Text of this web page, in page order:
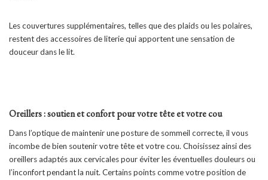
Les couvertures supplémentaires, telles que des plaids ou les polaires,
restent des accessoires de literie qui apportent une sensation de
douceur dans le lit.
Oreillers : soutien et confort pour votre tête et votre cou
Dans l’optique de maintenir une posture de sommeil correcte, il vous
incombe de bien soutenir votre tête et votre cou. Choisissez ainsi des
oreillers adaptés aux cervicales pour éviter les éventuelles douleurs ou
l’inconfort pendant la nuit. Certains points comme votre position de